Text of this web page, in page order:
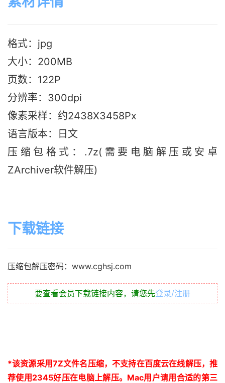
格式：jpg
大小：200MB
页数：122P
分辨率：300dpi
像素采样：约2438X3458Px
语言版本：日文
压缩包格式：.7z(需要电脑解压或安卓
ZArchiver软件解压)
下载链接
压缩包解压密码：www.cghsj.com
要查看会员下载链接内容，请您先登录/注册
*该资源采用7Z文件名压缩，不支持在百度云在线解压，推
荐使用2345好压在电脑上解压。 Mac用户请用合适的第三